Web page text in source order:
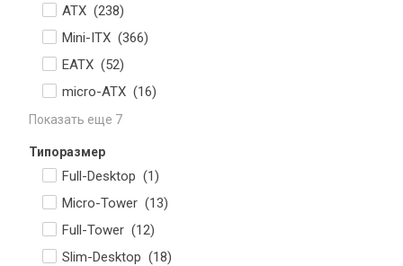
ATX (238)
Mini-ITX (366)
EATX (52)
micro-ATX (16)
Показать еще 7
Типоразмер
Full-Desktop (1)
Micro-Tower (13)
Full-Tower (12)
Slim-Desktop (18)